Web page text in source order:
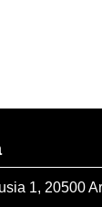
1, 20500